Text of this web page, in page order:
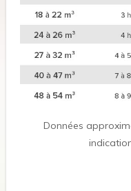
Données